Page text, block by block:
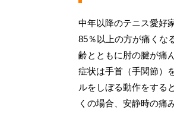
中年以降のテニス愛好
85％以上の方が痛くな
齢とともに肘の腱が痛
症状は手首（手関節）
ルをしぼる動作をする
くの場合、安静時の痛